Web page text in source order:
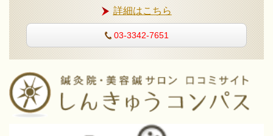
詳細はこちら
03-3342-7651